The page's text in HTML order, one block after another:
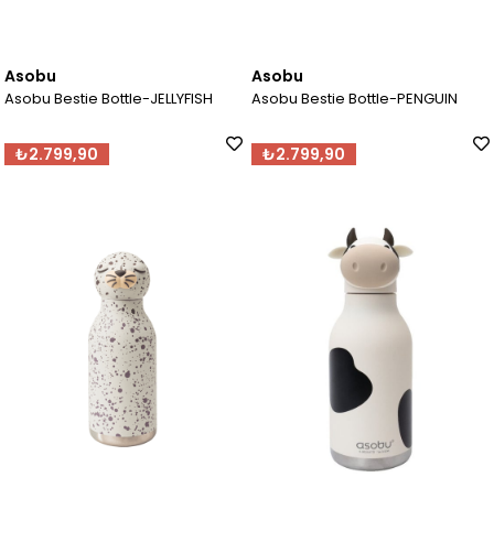
Asobu
Asobu Bestie Bottle-JELLYFISH
₺2.799,90
Asobu
Asobu Bestie Bottle-PENGUIN
₺2.799,90